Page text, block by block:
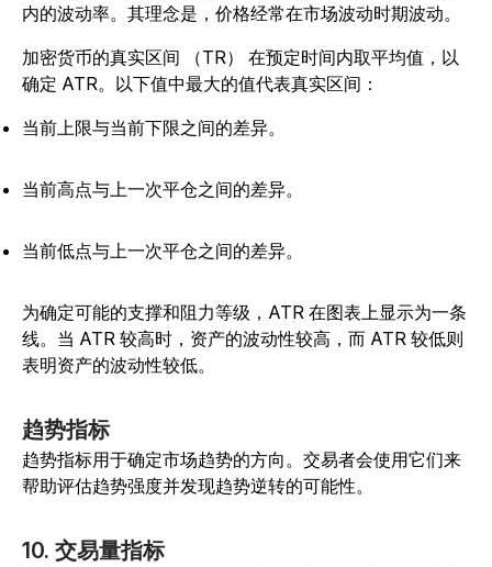
内的波动率。其理念是，价格经常在市场波动时期波动。
加密货币的真实区间 （TR） 在预定时间内取平均值，以
确定 ATR。以下值中最大的值代表真实区间：
当前上限与当前下限之间的差异。
当前高点与上一次平仓之间的差异。
当前低点与上一次平仓之间的差异。
为确定可能的支撑和阻力等级，ATR 在图表上显示为一条
线。当 ATR 较高时，资产的波动性较高，而 ATR 较低则
表明资产的波动性较低。
趋势指标
趋势指标用于确定市场趋势的方向。交易者会使用它们来
帮助评估趋势强度并发现趋势逆转的可能性。
10. 交易量指标